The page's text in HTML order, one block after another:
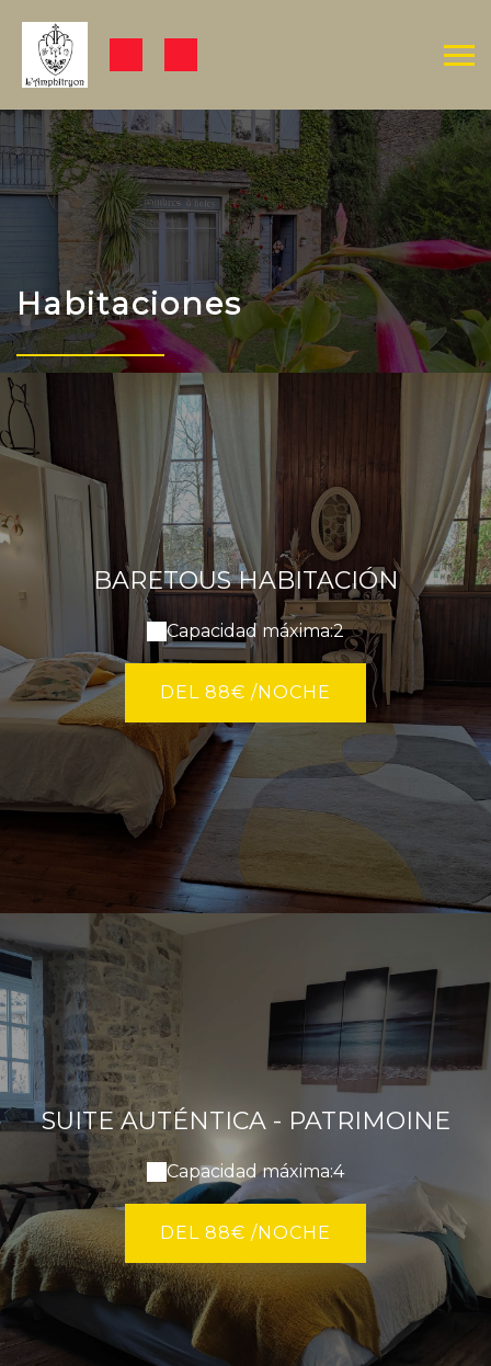
Habitaciones
BARETOUS HABITACIÓN
Capacidad máxima:2
DEL 88€ /NOCHE
SUITE AUTÉNTICA - PATRIMOINE
Capacidad máxima:4
DEL 88€ /NOCHE